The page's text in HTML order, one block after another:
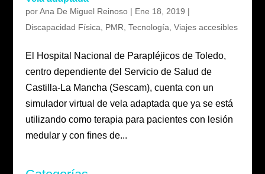
porAna De Miguel Reinoso| Ene 18, 2019 |
Discapacidad Física
PMR Tecnología Viajes accesibles
El Hospital Nacional de Parapléjicos de Toledo,
centro dependiente del Servicio de Salud de
Castilla-La Mancha (Sescam), cuenta con un
simulador virtual de vela adaptada que ya se está
utilizando como terapia para pacientes con lesión
medular y con fines de...